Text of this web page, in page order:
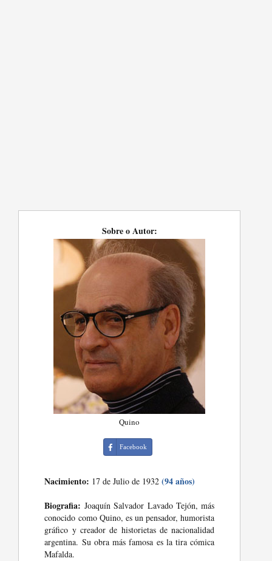
Sobre o Autor:
Quino
Facebook
Nacimiento: 17 de Julio de 1932(94 años)
Biografia: Joaquín Salvador Lavado Tejón, más
conocido como Quino, es un pensador, humorista
gráfico y creador de historietas de nacionalidad
argentina. Su obra más famosa es la tira cómica
Mafalda.